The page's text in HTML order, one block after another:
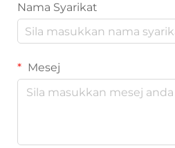
Nama Syarikat
Mesej